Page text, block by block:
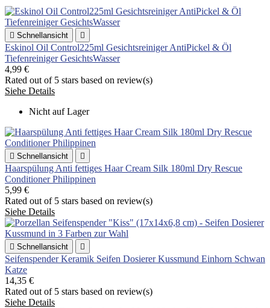
 Schnellansicht 
Eskinol Oil Control225ml Gesichtsreiniger AntiPickel & Öl
Tiefenreiniger GesichtsWasser
4,99 €
Rated out of 5 stars based on review(s)
Siehe Details
Nicht auf Lager
 Schnellansicht 
Haarspülung Anti fettiges Haar Cream Silk 180ml Dry Rescue
Conditioner Philippinen
5,99 €
Rated out of 5 stars based on review(s)
Siehe Details
 Schnellansicht 
Seifenspender Keramik Seifen Dosierer Kussmund Einhorn Schwan
Katze
14,35 €
Rated out of 5 stars based on review(s)
Siehe Details